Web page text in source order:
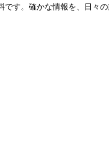
です。確かな情報を、日々